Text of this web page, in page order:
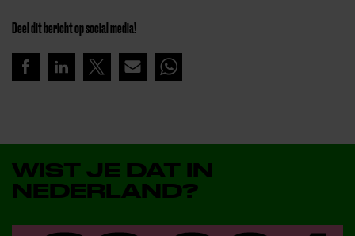
Deel dit bericht op social media!
WIST JE DAT IN
NEDERLAND?